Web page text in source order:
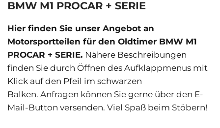
BMW M1 PROCAR + SERIE
Hier finden Sie unser Angebot an
Motorsportteilen für den Oldtimer BMW M1
PROCAR + SERIE. Nähere Beschreibungen
finden Sie durch Öffnen des Aufklappmenus mit
Klick auf den Pfeil im schwarzen
Balken. Anfragen können Sie gerne über den E-
Mail-Button versenden. Viel Spaß beim Stöbern!